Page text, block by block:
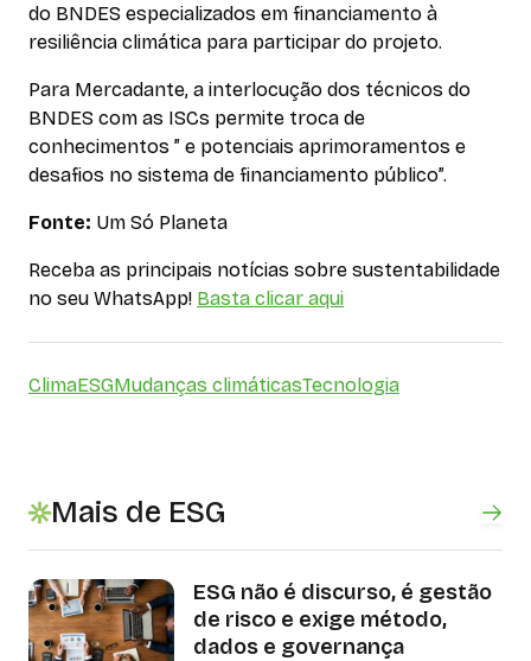
do BNDES especializados em financiamento à
resiliência climática para participar do projeto.
Para Mercadante, a interlocução dos técnicos do
BNDES com as ISCs permite troca de
conhecimentos ” e potenciais aprimoramentos e
desafios no sistema de financiamento público”.
Fonte: Um Só Planeta
Receba as principais notícias sobre sustentabilidade
no seu WhatsApp! Basta clicar aqui
ClimaESGMudanças climáticasTecnologia
Mais de ESG
ESG não é discurso, é gestão
de risco e exige método,
dados e governança